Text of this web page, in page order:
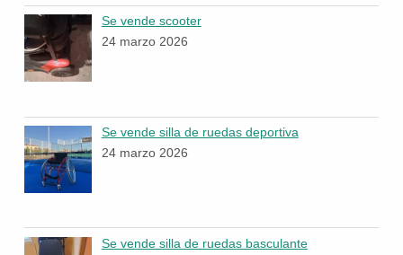
Se vende scooter
24 marzo 2026
Se vende silla de ruedas deportiva
24 marzo 2026
Se vende silla de ruedas basculante